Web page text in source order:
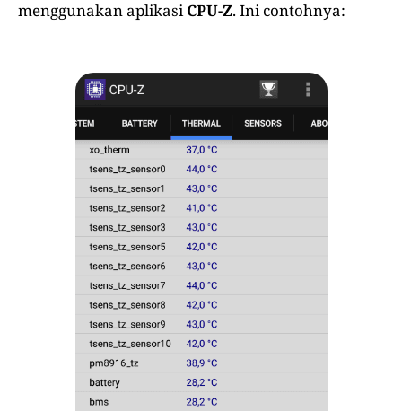
menggunakan aplikasiCPU-Z. Ini contohnya: